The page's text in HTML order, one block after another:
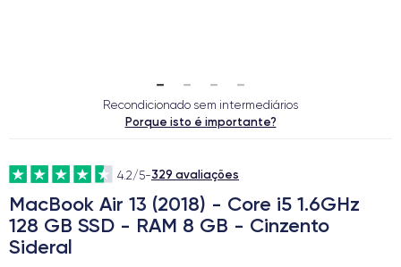
Recondicionado sem intermediários
Porque isto é importante?
4.2/5-329 avaliações
MacBook Air 13 (2018) - Core i5 1.6GHz
128 GB SSD - RAM 8 GB - Cinzento
Sideral